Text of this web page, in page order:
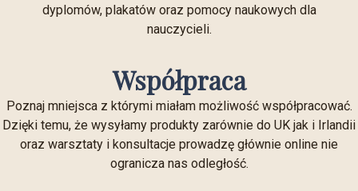
dyplomów, plakatów oraz pomocy naukowych dla
nauczycieli.
Współpraca
Poznaj mniejsca z którymi miałam możliwość współpracować.
Dzięki temu, że wysyłamy produkty zarównie do UK jak i Irlandii
oraz warsztaty i konsultacje prowadzę głównie online nie
ogranicza nas odległość.